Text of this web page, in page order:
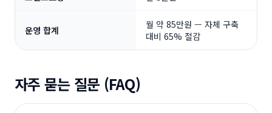
운영 합계
월 약 85만원 — 자체 구축
대비 65% 절감
자주 묻는 질문 (FAQ)